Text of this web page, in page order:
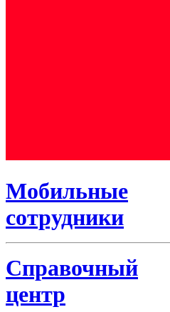
Мобильные
сотрудники
Справочный
центр